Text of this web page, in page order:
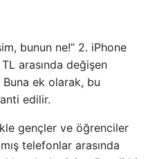
bunun ne!” 2. iPhone
arasında değişen
Buna ek olarak, bu
edilir.
gençler ve öğrenciler
telefonlar arasında